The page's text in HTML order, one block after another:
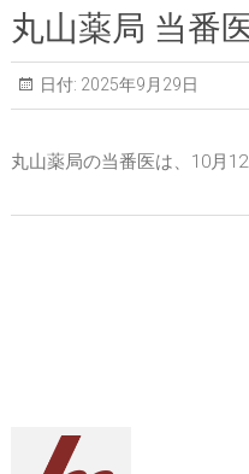
丸山薬局 当番
日付: 2025年9月29日
丸山薬局の当番医は、10月